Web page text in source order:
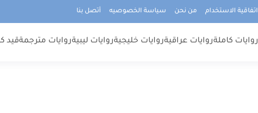
اتفاقية الاستخدام من نحن سياسة الخصوصيه أتصل بنا
روايات كاملةروايات عراقيةروايات خليجيةروايات ليبيةروايات مترجمةقيد